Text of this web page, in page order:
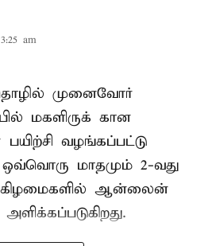
am
தொழில் முனைவோர்
மகளிருக் கான
வழங்கப்பட்டு
ஒவ்வொரு மாதமும் 2-வது
ஆன்லைன்